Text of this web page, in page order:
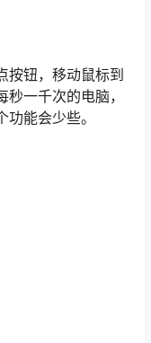
按钮，移动鼠标到
一千次的电脑，
能会少些。